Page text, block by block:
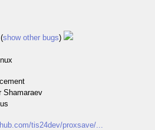
show other bugs)
Shamaraev
tis24dev/proxsave/...